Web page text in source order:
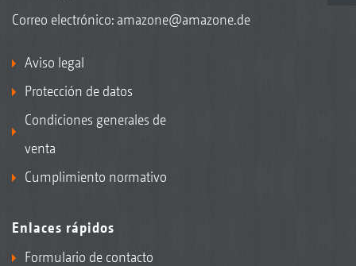
Correo electrónico: amazone@amazone.de
Aviso legal
Protección de datos
Condiciones generales de
venta
Cumplimiento normativo
Enlaces rápidos
Formulario de contacto